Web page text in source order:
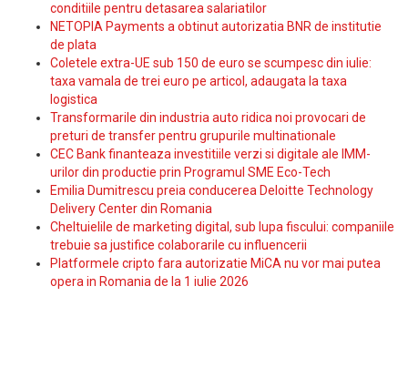
conditiile pentru detasarea salariatilor
NETOPIA Payments a obtinut autorizatia BNR de institutie
de plata
Coletele extra-UE sub 150 de euro se scumpesc din iulie:
taxa vamala de trei euro pe articol, adaugata la taxa
logistica
Transformarile din industria auto ridica noi provocari de
preturi de transfer pentru grupurile multinationale
CEC Bank finanteaza investitiile verzi si digitale ale IMM-
urilor din productie prin Programul SME Eco-Tech
Emilia Dumitrescu preia conducerea Deloitte Technology
Delivery Center din Romania
Cheltuielile de marketing digital, sub lupa fiscului: companiile
trebuie sa justifice colaborarile cu influencerii
Platformele cripto fara autorizatie MiCA nu vor mai putea
opera in Romania de la 1 iulie 2026